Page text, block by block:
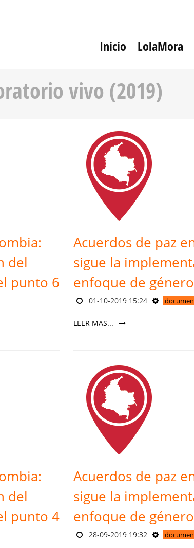
Inicio LolaMora
vivo (2019)
del
punto 6
Acuerdos de paz
sigue la
enfoque de
01-10-2019 15:24
LEER MAS...
del
punto 4
Acuerdos de paz
sigue la
enfoque de
28-09-2019 19:32